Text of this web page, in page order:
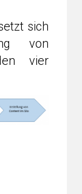
sich
von
vier